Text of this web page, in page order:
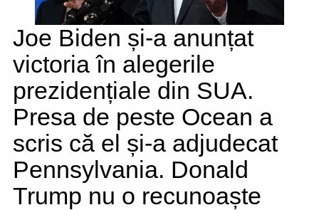
Joe Biden și-a anunțat
victoria în alegerile
prezidențiale din SUA.
Presa de peste Ocean a
scris că el și-a adjudecat
Pennsylvania. Donald
Trump nu o recunoaște